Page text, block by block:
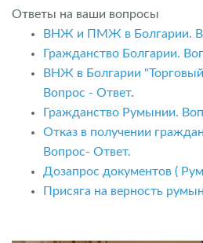
Ответы на ваши вопросы
ВНЖ и ПМЖ в Болгарии.
Гражданство Болгарии.
ВНЖ в Болгарии "Торговый
Вопрос - Ответ.
Гражданство Румынии.
Отказ в получении
Вопрос- Ответ.
Дозапрос документов (
Присяга на верность